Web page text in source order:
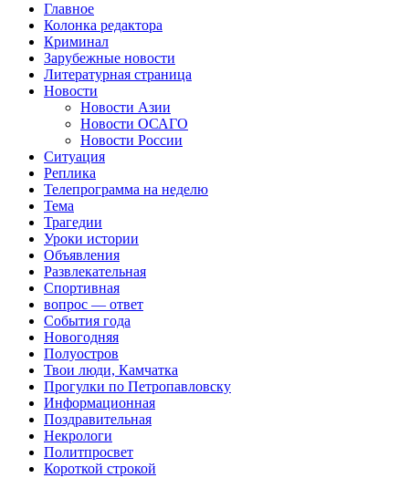
Главное
Колонка редактора
Криминал
Зарубежные новости
Литературная страница
Новости
Новости Азии
Новости ОСАГО
Новости России
Ситуация
Реплика
Телепрограмма на неделю
Тема
Трагедии
Уроки истории
Объявления
Развлекательная
Спортивная
вопрос — ответ
События года
Новогодняя
Полуостров
Твои люди, Камчатка
Прогулки по Петропавловску
Информационная
Поздравительная
Некрологи
Политпросвет
Короткой строкой